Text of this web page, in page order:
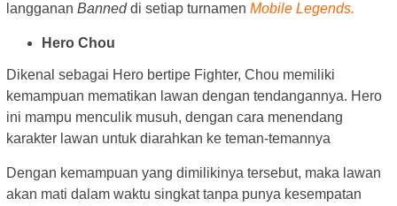
langganan Banneddi setiap turnamen Mobile Legends.
Hero Chou
Dikenal sebagai Hero bertipe Fighter, Chou memiliki
kemampuan mematikan lawan dengan tendangannya. Hero
ini mampu menculik musuh, dengan cara menendang
karakter lawan untuk diarahkan ke teman-temannya
Dengan kemampuan yang dimilikinya tersebut, maka lawan
akan mati dalam waktu singkat tanpa punya kesempatan